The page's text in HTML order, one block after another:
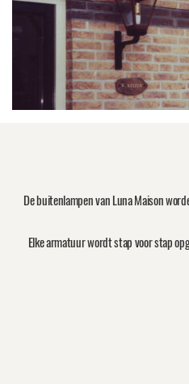
De buitenlampen van Luna Maison
Elke armatuur wordt stap voor stap